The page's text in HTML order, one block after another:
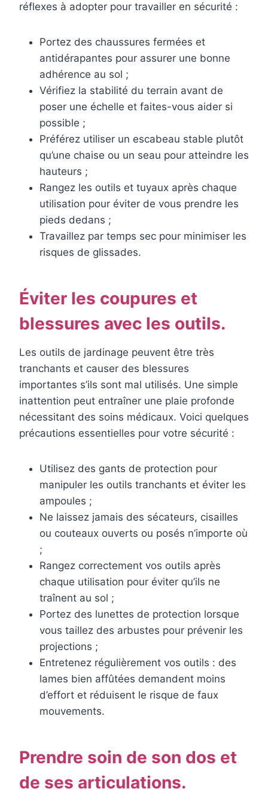
réflexes à adopter pour travailler en sécurité :
Portez des chaussures fermées et
antidérapantes pour assurer une bonne
adhérence au sol ;
Vérifiez la stabilité du terrain avant de
poser une échelle et faites-vous aider si
possible ;
Préférez utiliser un escabeau stable plutôt
qu’une chaise ou un seau pour atteindre les
hauteurs ;
Rangez les outils et tuyaux après chaque
utilisation pour éviter de vous prendre les
pieds dedans ;
Travaillez par temps sec pour minimiser les
risques de glissades.
Éviter les coupures et
blessures avec les outils.
Les outils de jardinage peuvent être très
tranchants et causer des blessures
importantes s’ils sont mal utilisés. Une simple
inattention peut entraîner une plaie profonde
nécessitant des soins médicaux. Voici quelques
précautions essentielles pour votre sécurité :
Utilisez des gants de protection pour
manipuler les outils tranchants et éviter les
ampoules ;
Ne laissez jamais des sécateurs, cisailles
ou couteaux ouverts ou posés n’importe où
;
Rangez correctement vos outils après
chaque utilisation pour éviter qu’ils ne
traînent au sol ;
Portez des lunettes de protection lorsque
vous taillez des arbustes pour prévenir les
projections ;
Entretenez régulièrement vos outils : des
lames bien affûtées demandent moins
d’effort et réduisent le risque de faux
mouvements.
Prendre soin de son dos et
de ses articulations.